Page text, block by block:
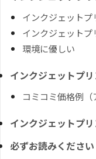
インクジェット
インクジェット
環境に優しい
インクジェットプ
コミコミ価格例（
インクジェットプ
必ずお読みください